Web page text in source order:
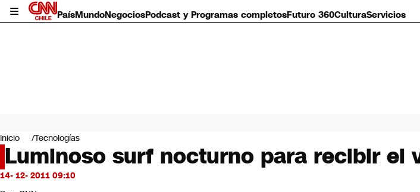
PaísMundoNegociosPodcast y Programas completosFuturo 360CulturaServicios
Mundo
Negocios
Deportes
Programas completos
Inicio Tecnologías
Luminoso surf nocturno para recibir el
14- 12- 2011 09:10